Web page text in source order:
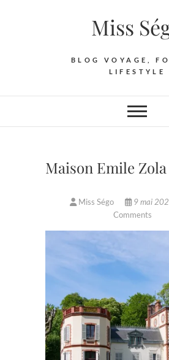
Miss
BLOG VOYAGE,
LIFESTYLE
Maison Emile
Miss Ségo 9 mai
Comments